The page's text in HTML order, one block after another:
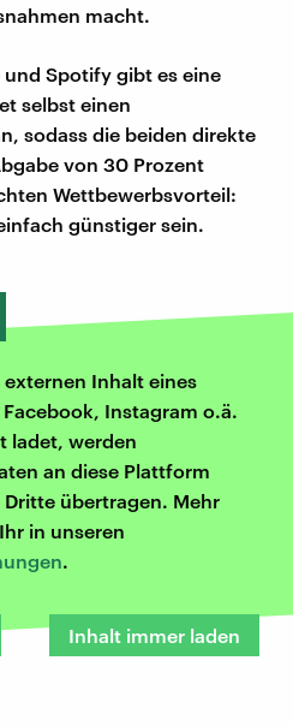
macht.
Spotify gibt es eine
selbst einen
sodass die beiden direkte
von 30 Prozent
Wettbewerbsvorteil:
günstiger sein.
Inhalt eines
Instagram o.ä.
ladet, werden
an diese Plattform
übertragen. Mehr
in unseren
.
Inhalt immer laden